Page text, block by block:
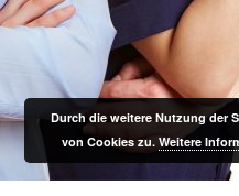
Durch die weitere Nutzung der
von Cookies zu.Weitere